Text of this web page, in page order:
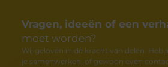
Vragen, ideeën of een
moet worden?
Wij geloven in de kracht van delen. Heb
je samenwerken, of gewoon even